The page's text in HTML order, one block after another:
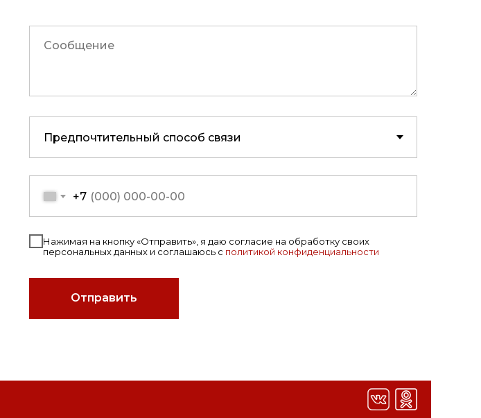
+7
Нажимая на кнопку «Отправить», я даю согласие на обработку своих
персональных данных и соглашаюсь с политикой конфиденциальности
Отправить